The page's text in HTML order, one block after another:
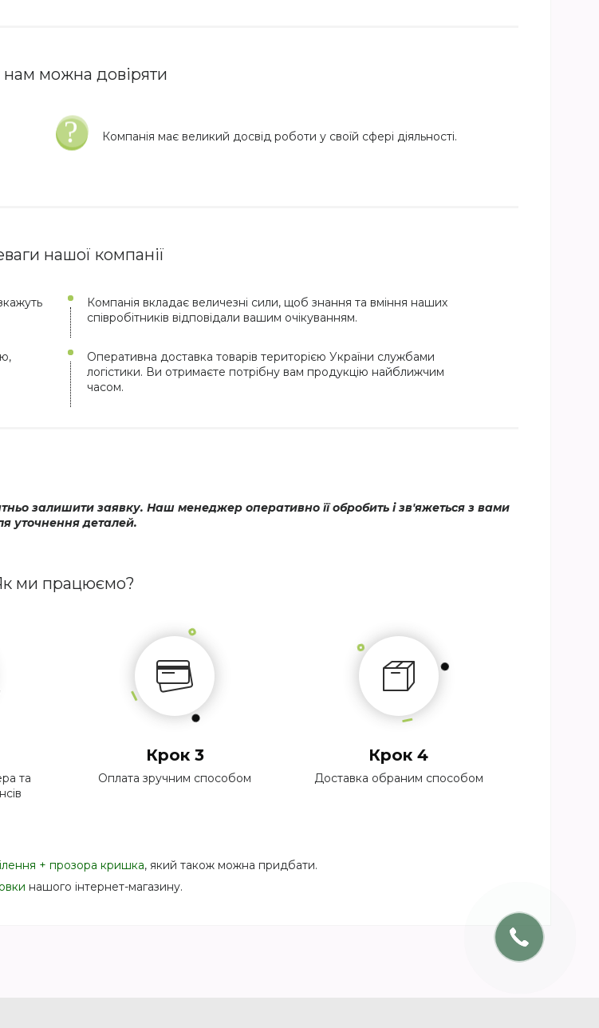
можна довіряти
Компанія має великий досвід роботи у своїй сфері діяльності.
нашої компанії
Компанія вкладає величезні сили, щоб знання та вміння наших
співробітників відповідали вашим очікуванням.
Оперативна доставка товарів територією України службами
логістики. Ви отримаєте потрібну вам продукцію найближчим
часом.
залишити заявку. Наш менеджер оперативно її обробить і зв'яжеться з вами
уточнення деталей.
ми працюємо?
та
Крок 3
Оплата зручним способом
Крок 4
Доставка обраним способом
+ прозора кришка, який також можна придбати.
нашого інтернет-магазину.